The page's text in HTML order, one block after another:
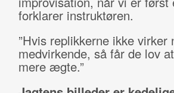
forklarer instruktøren.
”Hvis replikkerne ikke virker
medvirkende, så får de lov
mere ægte.”